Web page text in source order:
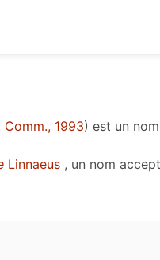
Comm., 1993) est un
Linnaeus , un nom